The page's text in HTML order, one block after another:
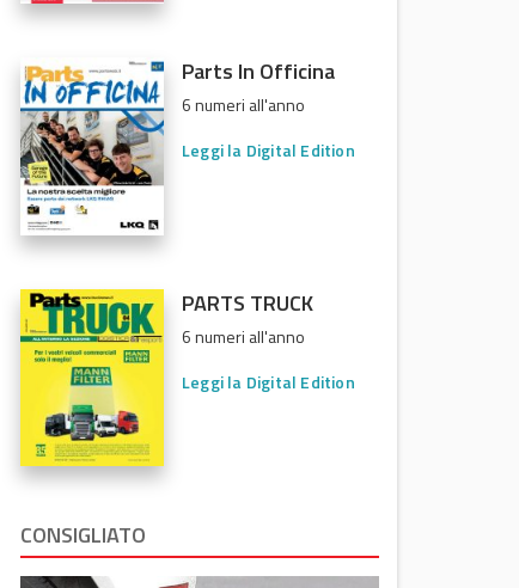
Parts In Officina
6 numeri all'anno
Leggi la Digital Edition
PARTS TRUCK
6 numeri all'anno
Leggi la Digital Edition
CONSIGLIATO